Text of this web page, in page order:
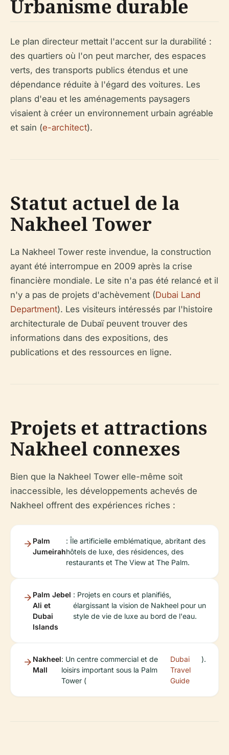
Urbanisme durable
Le plan directeur mettait l'accent sur la durabilité :
des quartiers où l'on peut marcher, des espaces
verts, des transports publics étendus et une
dépendance réduite à l'égard des voitures. Les
plans d'eau et les aménagements paysagers
visaient à créer un environnement urbain agréable
et sain (e-architect).
Statut actuel de la
Nakheel Tower
La Nakheel Tower reste invendue, la construction
ayant été interrompue en 2009 après la crise
financière mondiale. Le site n'a pas été relancé et il
n'y a pas de projets d'achèvement (Dubai Land
Department). Les visiteurs intéressés par l'histoire
architecturale de Dubaï peuvent trouver des
informations dans des expositions, des
publications et des ressources en ligne.
Projets et attractions
Nakheel connexes
Bien que la Nakheel Tower elle-même soit
inaccessible, les développements achevés de
Nakheel offrent des expériences riches :
Palm
Jumeirah
: Île artificielle emblématique, abritant des
hôtels de luxe, des résidences, des
restaurants et The View at The Palm.
Palm Jebel
Ali et
Dubai
Islands
: Projets en cours et planifiés,
élargissant la vision de Nakheel pour un
style de vie de luxe au bord de l'eau.
Nakheel
Mall
: Un centre commercial et de
loisirs important sous la Palm
Tower (
Dubai
Travel
Guide
).